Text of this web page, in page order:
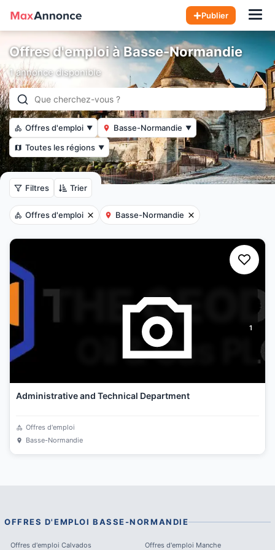
Publier
Offres d'emploi à Basse-Normandie
1 annonce disponible
Offres d'emploi ▼ Basse-Normandie ▼
Toutes les régions ▼
Filtres Trier
Offres d'emploi Basse-Normandie
1
Administrative and Technical Department
Offres d'emploi
Basse-Normandie
OFFRES D'EMPLOI BASSE-NORMANDIE
Offres d'emploi Calvados Offres d'emploi Manche